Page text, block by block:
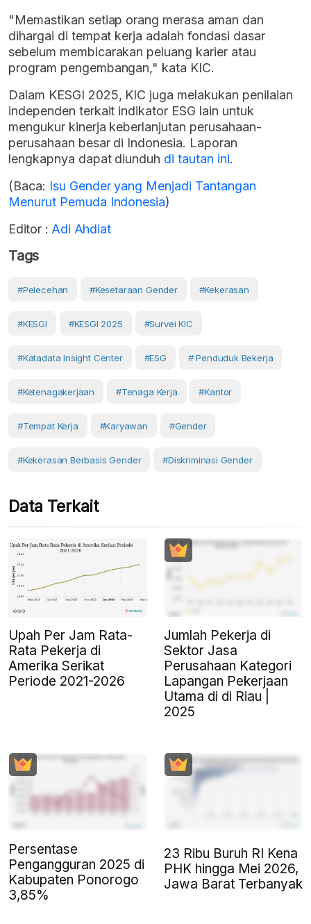
"Memastikan setiap orang merasa aman dan
dihargai di tempat kerja adalah fondasi dasar
sebelum membicarakan peluang karier atau
program pengembangan," kata KIC.
Dalam KESGI 2025, KIC juga melakukan penilaian
independen terkait indikator ESG lain untuk
mengukur kinerja keberlanjutan perusahaan-
perusahaan besar di Indonesia. Laporan
lengkapnya dapat diunduh di tautan ini.
(Baca: Isu Gender yang Menjadi Tantangan
Menurut Pemuda Indonesia)
Editor : Adi Ahdiat
Tags
#pelecehan #Kesetaraan Gender #Kekerasan
#KESGI #KESGI 2025 #Survei KIC
#Katadata Insight Center #ESG # Penduduk Bekerja
#Ketenagakerjaan #Tenaga Kerja #kantor
#tempat Kerja #Karyawan #gender
#Kekerasan Berbasis Gender #diskriminasi Gender
Data Terkait
Upah Per Jam Rata-
Rata Pekerja di
Amerika Serikat
Periode 2021-2026
Jumlah Pekerja di
Sektor Jasa
Perusahaan Kategori
Lapangan Pekerjaan
Utama di di Riau |
2025
Persentase
Pengangguran 2025 di
Kabupaten Ponorogo
3,85%
23 Ribu Buruh RI Kena
PHK hingga Mei 2026,
Jawa Barat Terbanyak